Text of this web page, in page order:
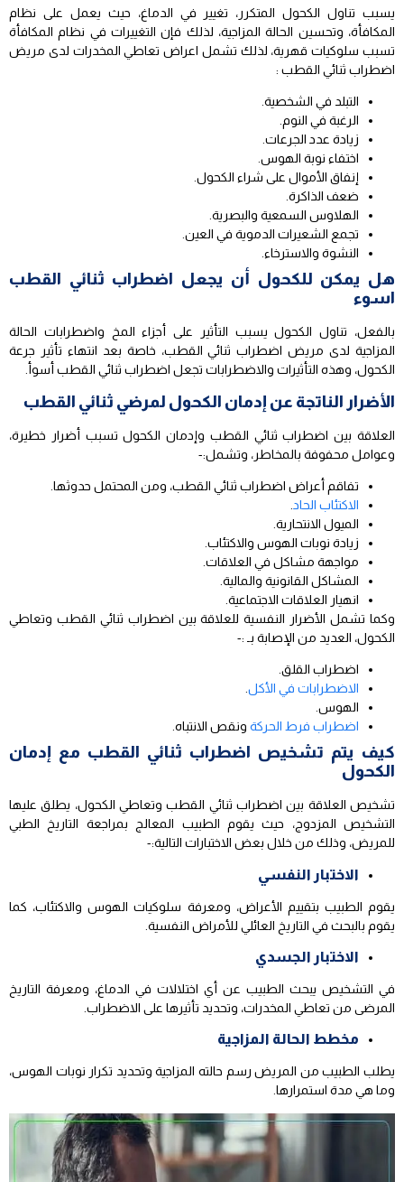
يسبب تناول الكحول المتكرر، تغيير في الدماغ، حيث يعمل على نظام
المكافأة، وتحسين الحالة المزاجية، لذلك فإن التغييرات في نظام المكافأة
تسبب سلوكيات قهرية، لذلك تشمل اعراض تعاطي المخدرات لدى مريض
اضطراب ثنائي القطب :
التبلد في الشخصية.
الرغبة في النوم.
زيادة عدد الجرعات.
اختفاء نوبة الهوس.
إنفاق الأموال على شراء الكحول.
ضعف الذاكرة.
الهلاوس السمعية والبصرية.
تجمع الشعيرات الدموية في العين.
النشوة والاسترخاء.
هل يمكن للكحول أن يجعل اضطراب ثنائي القطب
اسوء
بالفعل، تناول الكحول يسبب التأثير على أجزاء المخ واضطرابات الحالة
المزاجية لدى مريض اضطراب ثنائي القطب، خاصة بعد انتهاء تأثير جرعة
الكحول، وهذه التأثيرات والاضطرابات تجعل اضطراب ثنائي القطب أسوأ.
الأضرار الناتجة عن إدمان الكحول لمرضي ثنائي القطب
العلاقة بين اضطراب ثنائي القطب وإدمان الكحول تسبب أضرار خطيرة،
وعوامل محفوفة بالمخاطر، وتشمل:-
تفاقم أعراض اضطراب ثنائي القطب، ومن المحتمل حدوثها.
الاكتئاب الحاد
الميول الانتحارية.
زيادة نوبات الهوس والاكتئاب.
مواجهة مشاكل في العلاقات.
المشاكل القانونية والمالية.
انهيار العلاقات الاجتماعية.
وكما تشمل الأضرار النفسية للعلاقة بين اضطراب ثنائي القطب وتعاطي
الكحول، العديد من الإصابة بـ :-
اضطراب القلق.
الاضطرابات في الأكل.
الهوس.
اضطراب فرط الحركة ونقص الانتباه.
كيف يتم تشخيص اضطراب ثنائي القطب مع إدمان
الكحول
تشخيص العلاقة بين اضطراب ثنائي القطب وتعاطي الكحول، يطلق عليها
التشخيص المزدوج، حيث يقوم الطبيب المعالج بمراجعة التاريخ الطبي
للمريض، وذلك من خلال بعض الاختبارات التالية:-
الاختبار النفسي
يقوم الطبيب بتقييم الأعراض، ومعرفة سلوكيات الهوس والاكتئاب، كما
يقوم بالبحث في التاريخ العائلي للأمراض النفسية.
الاختبار الجسدي
في التشخيص يبحث الطبيب عن أي اختلالات في الدماغ، ومعرفة التاريخ
المرضى من تعاطي المخدرات، وتحديد تأثيرها على الاضطراب.
مخطط الحالة المزاجية
يطلب الطبيب من المريض رسم حالته المزاجية وتحديد تكرار نوبات الهوس،
وما هي مدة استمرارها.